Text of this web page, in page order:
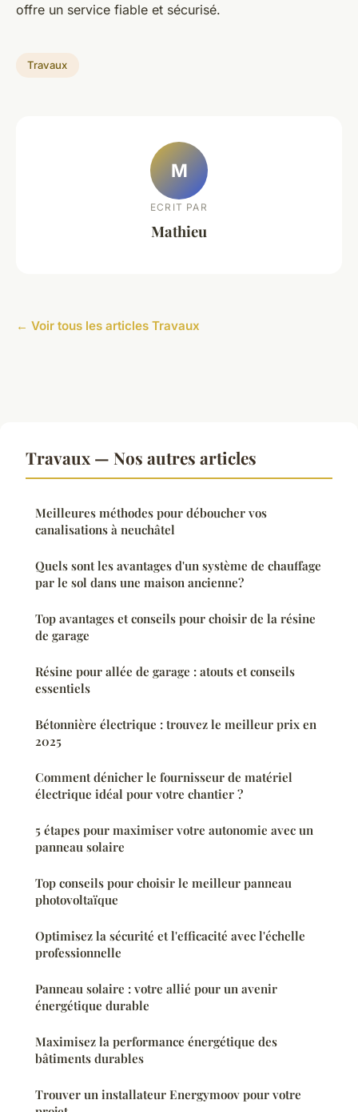
offre un service fiable et sécurisé.
Travaux
M
ECRIT PAR
Mathieu
← Voir tous les articles Travaux
Travaux — Nos autres articles
Meilleures méthodes pour déboucher vos
canalisations à neuchâtel
Quels sont les avantages d'un système de chauffage
par le sol dans une maison ancienne?
Top avantages et conseils pour choisir de la résine
de garage
Résine pour allée de garage : atouts et conseils
essentiels
Bétonnière électrique : trouvez le meilleur prix en
2025
Comment dénicher le fournisseur de matériel
électrique idéal pour votre chantier ?
5 étapes pour maximiser votre autonomie avec un
panneau solaire
Top conseils pour choisir le meilleur panneau
photovoltaïque
Optimisez la sécurité et l'efficacité avec l'échelle
professionnelle
Panneau solaire : votre allié pour un avenir
énergétique durable
Maximisez la performance énergétique des
bâtiments durables
Trouver un installateur Energymoov pour votre